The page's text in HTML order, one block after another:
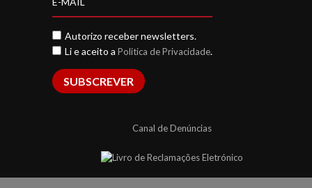
Autorizo receber newsletters.
Li e aceito a Politica de Privacidade.
SUBSCREVER
Canal de Denúncias